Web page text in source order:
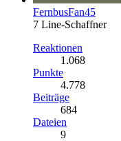
FernbusFan45
7 Line-Schaffner
Reaktionen
1.068
Punkte
4.778
Beiträge
684
Dateien
9